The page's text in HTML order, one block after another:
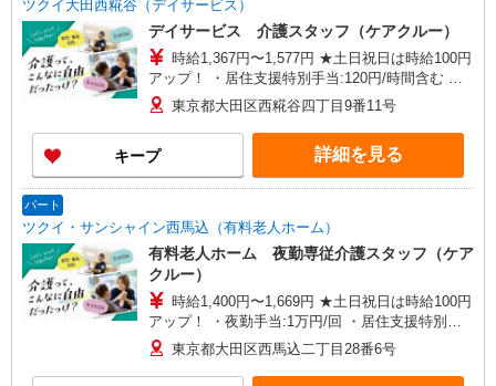
【在宅介護センター大田】東京都大田区蒲田二丁
目19-8
ツクイ大田西糀谷（デイサービス）
デイサービス 介護スタッフ（ケアクルー）
時給1,367円〜1,577円 ★土日祝日は時給100円
アップ！ ・居住支援特別手当:120円/時間含む ※
給与幅は資格・経験等による
東京都大田区西糀谷四丁目9番11号
キープ 詳細を見る
パート
ツクイ・サンシャイン西馬込（有料老人ホーム）
有料老人ホーム 夜勤専従介護スタッフ（ケア
クルー）
時給1,400円〜1,669円 ★土日祝日は時給100円
アップ！ ・夜勤手当:1万円/回 ・居住支援特別手
当:120円/時給含む ※給与幅は資格・経験等による
東京都大田区西馬込二丁目28番6号